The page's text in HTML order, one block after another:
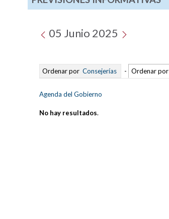
05 Junio 2025
Ordenar por Consejerías - Ordenar por
Agenda del Gobierno
No hay resultados.